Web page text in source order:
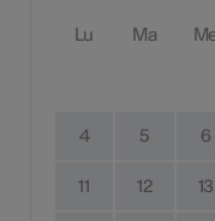
Lu Ma
4 5 6
11 12 13